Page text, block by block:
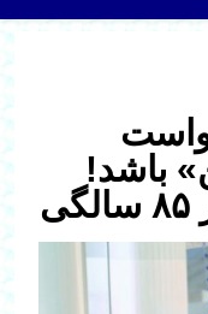
باشد!